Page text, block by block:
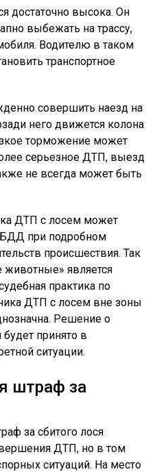
достаточно высока. Он
выбежать на трассу,
Водителю в таком
транспортное
совершить наезд на
него движется колона
торможение может
серьезное ДТП, выезд
не всегда может быть
ДТП с лосем может
при подробном
происшествия. Так
животные» является
практика по
ДТП с лосем вне зоны
Решение о
принято в
ситуации.
штраф за
за сбитого лося
ДТП, но в том
ситуаций. На место